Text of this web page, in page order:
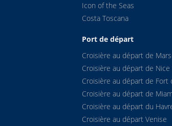
Icon of the Seas
Costa Toscana
Port de départ
Croisière au départ de
Croisière au départ de Nice
Croisière au départ de Fort
Croisière au départ de
Croisière au départ du
Croisière au départ Venise